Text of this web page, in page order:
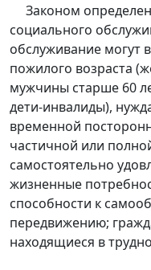
Законом
социального
обслуживание могут
пожилого возраста
мужчины старше 60
дети-инвалиды),
временной
частичной или
самостоятельно
жизненные
способности к
передвижению;
находящиеся в